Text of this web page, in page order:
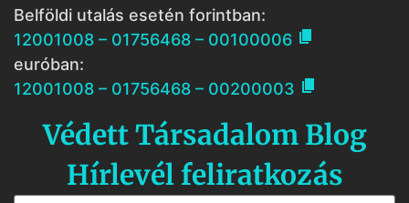
Belföldi utalás esetén forintban:
12001008 – 01756468 – 00100006 
euróban:
12001008 – 01756468 – 00200003 
Védett Társadalom Blog
Hírlevél feliratkozás